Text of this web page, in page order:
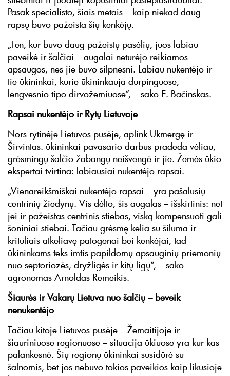
Pasak specialisto, šiais metais – kaip niekad daug
rapsų buvo pažeista šių kenkėjų.
„Ten, kur buvo daug pažeistų pasėlių, juos labiau
paveikė ir šalčiai – augalai neturėjo reikiamos
apsaugos, nes jie buvo silpnesni. Labiau nukentėjo ir
tie ūkininkai, kurie ūkininkauja durpinguose,
lengvesnio tipo dirvožemiuose“, – sako E. Bačinskas.
Rapsai nukentėjo ir Rytų Lietuvoje
Nors rytinėje Lietuvos pusėje, aplink Ukmergę ir
Širvintas. ūkininkai pavasario darbus pradeda vėliau,
grėsmingų šalčio žabangų neišvengė ir jie. Žemės ūkio
ekspertai tvirtina: labiausiai nukentėjo rapsai.
„Vienareikšmiškai nukentėjo rapsai – yra pašalusių
centrinių žiedynų. Vis dėlto, šis augalas – išskirtinis: net
jei ir pažeistas centrinis stiebas, viską kompensuoti gali
šoniniai stiebai. Tačiau grėsmę kelia su šiluma ir
krituliais atkeliavę patogenai bei kenkėjai, tad
ūkininkams teks imtis papildomų apsauginių priemonių
nuo septoriozės, dryžligės ir kitų ligų“, – sako
agronomas Arnoldas Remeikis.
Šiaurės ir Vakarų Lietuva nuo šalčių – beveik
nenukentėjo
Tačiau kitoje Lietuvos pusėje – Žemaitijoje ir
šiauriniuose regionuose – situacija ūkiuose yra kur kas
palankesnė. Šių regionų ūkininkai susidūrė su
šalnomis, bet jos nebuvo tokios paveikios kaip likusioje